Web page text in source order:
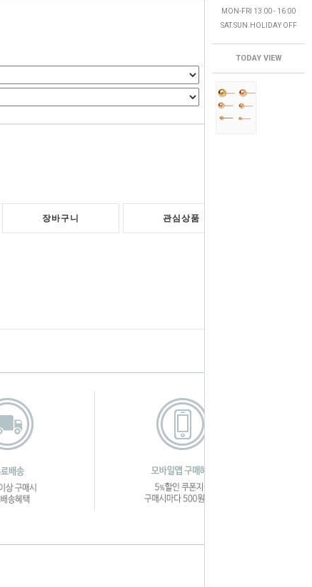
MON-FRI 13:00 - 16:00
SAT.SUN.HOLIDAY OFF
TODAY VIEW
장바구니 관심상품